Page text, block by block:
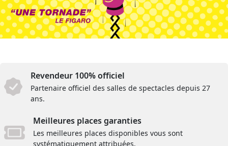
Revendeur 100% officiel
Partenaire officiel des salles de spectacles depuis 27
ans.
Meilleures places garanties
Les meilleures places disponibles vous sont
systématiquement attribuées.